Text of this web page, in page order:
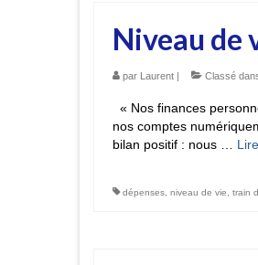
Niveau de
par Laurent Classé
« Nos finances
nos comptes
bilan positif : nous …
dépenses, niveau de vie, train